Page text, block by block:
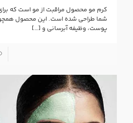
کرم‌ مو محصول مراقبت از مو است که
شما طراحی شده است. این محصول
پوست، وظیفه آبرسانی و […]